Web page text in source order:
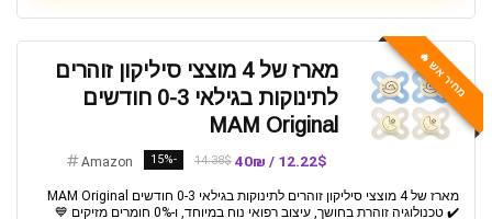
מחיר אש 🔥
מארז של 4 מוצצי סיליקון זוהרים
לתינוקות בגילאי 0-3 חודשים
MAM Original
12.22$ / 40₪
14.38$
-15%
Amazon
מארז של 4 מוצצי סיליקון זוהרים לתינוקות בגילאי 0-3 חודשים MAM Original
✔️ טכנולוגיה זוהרת בחושך, עיצוב רפואי נוח במיוחד, ו-0% חומרים מזיקים 💙